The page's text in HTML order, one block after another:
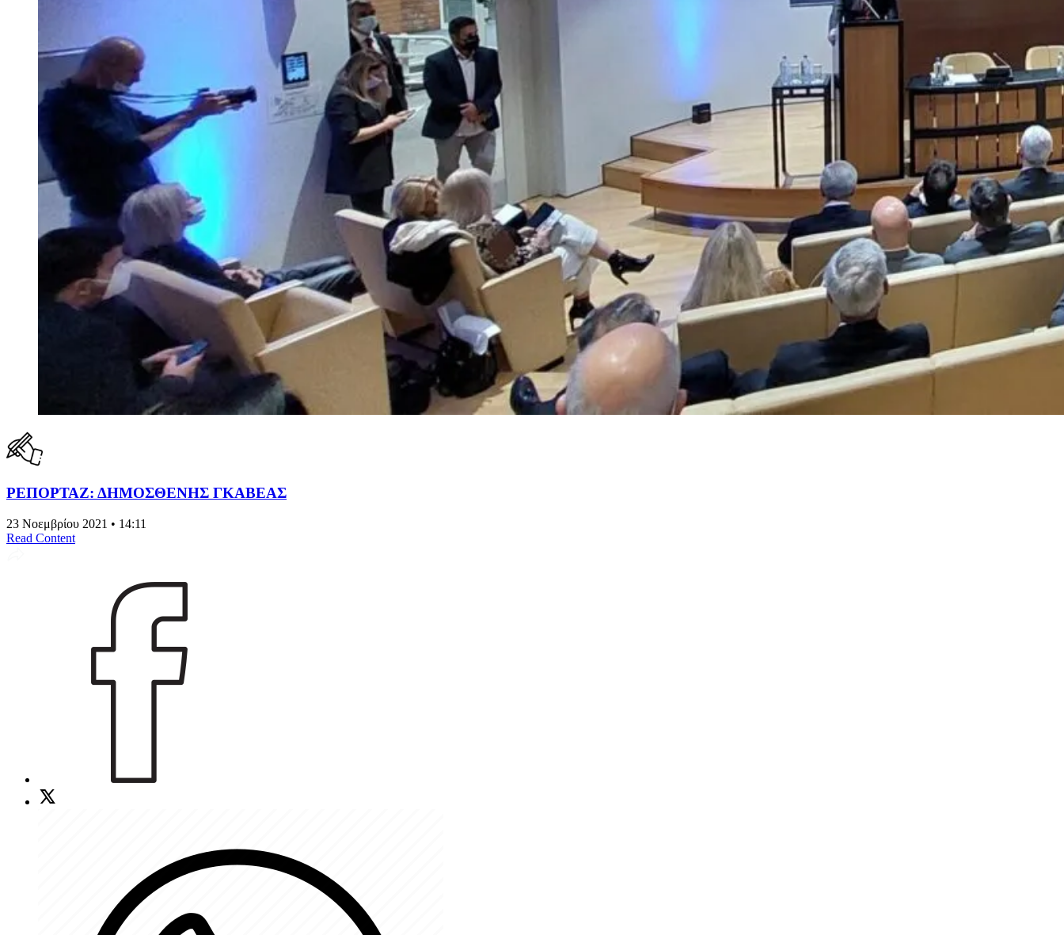
ΡΕΠΟΡΤΑΖ: ΔΗΜΟΣΘΕΝΗΣ ΓΚΑΒΕΑΣ
23 Νοεμβρίου 2021 • 14:11
Read Content